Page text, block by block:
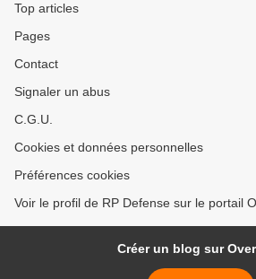
Top articles
Pages
Contact
Signaler un abus
C.G.U.
Cookies et données personnelles
Préférences cookies
Voir le profil de RP Defense sur le portail
Créer un blog sur